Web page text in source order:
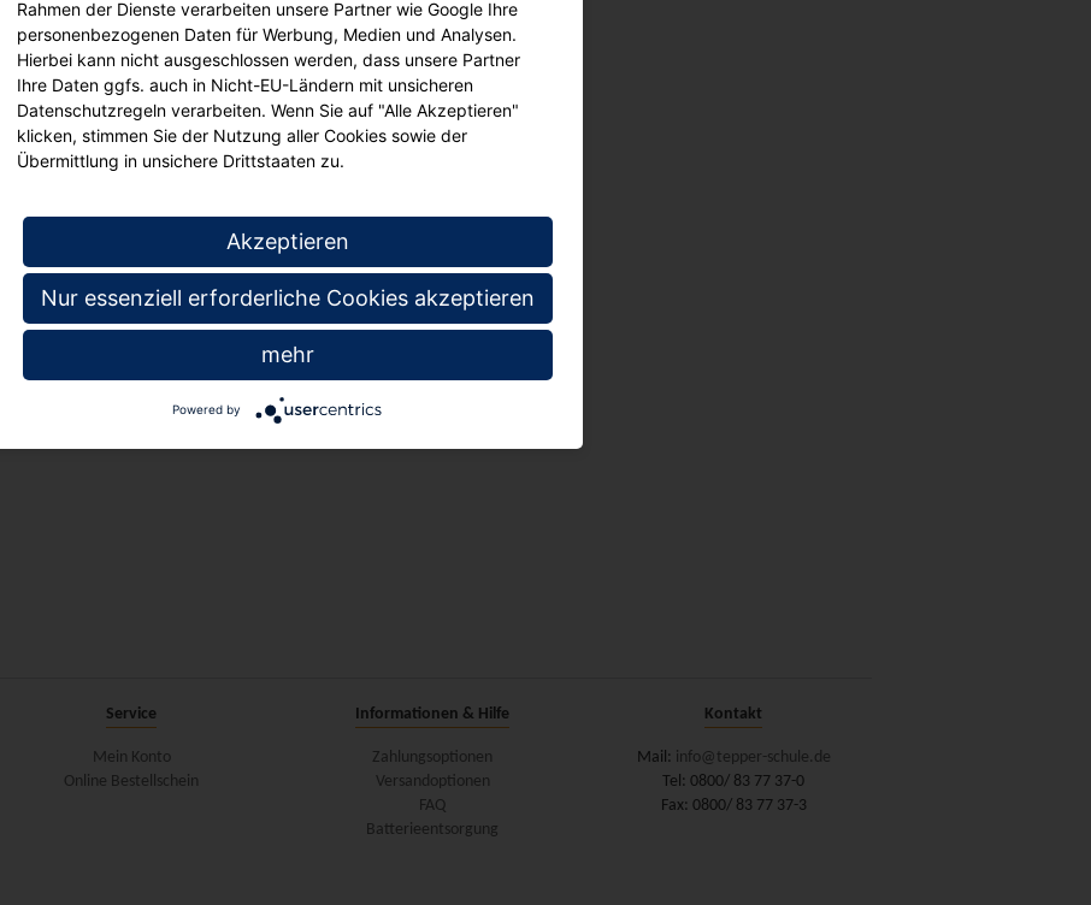
Service
Mein Konto
Online Bestellschein
Informationen & Hilfe
Zahlungsoptionen
Versandoptionen
FAQ
Batterieentsorgung
Kontakt
Mail: info@tepper-schule.de
Tel: 0800/ 83 77 37-0
Fax: 0800/ 83 77 37-3
Rahmen der Dienste verarbeiten unsere Partner wie Google Ihre
personenbezogenen Daten für Werbung, Medien und Analysen.
Hierbei kann nicht ausgeschlossen werden, dass unsere Partner
Ihre Daten ggfs. auch in Nicht-EU-Ländern mit unsicheren
Datenschutzregeln verarbeiten. Wenn Sie auf "Alle Akzeptieren"
klicken, stimmen Sie der Nutzung aller Cookies sowie der
Übermittlung in unsichere Drittstaaten zu.
Akzeptieren
Nur essenziell erforderliche Cookies akzeptieren
mehr
Powered by